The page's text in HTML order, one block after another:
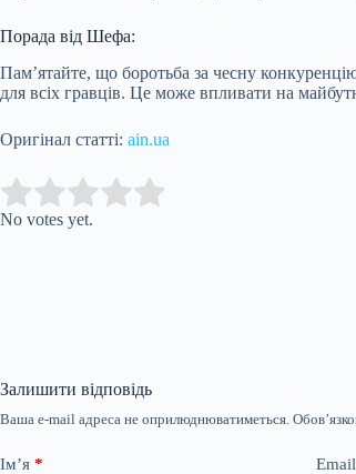
Порада від Шефа:
Пам’ятайте, що боротьба за чесну
для всіх гравців. Це може впливати на
Оригінал статті: ain.ua
Rate this item:
No votes yet.
Залишити відповідь
Ваша e-mail адреса не оприлюднюватиметься.
Ім’я * Email